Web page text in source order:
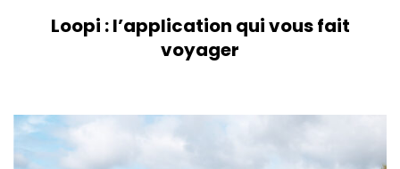
Loopi : l’application qui vous fait
voyager